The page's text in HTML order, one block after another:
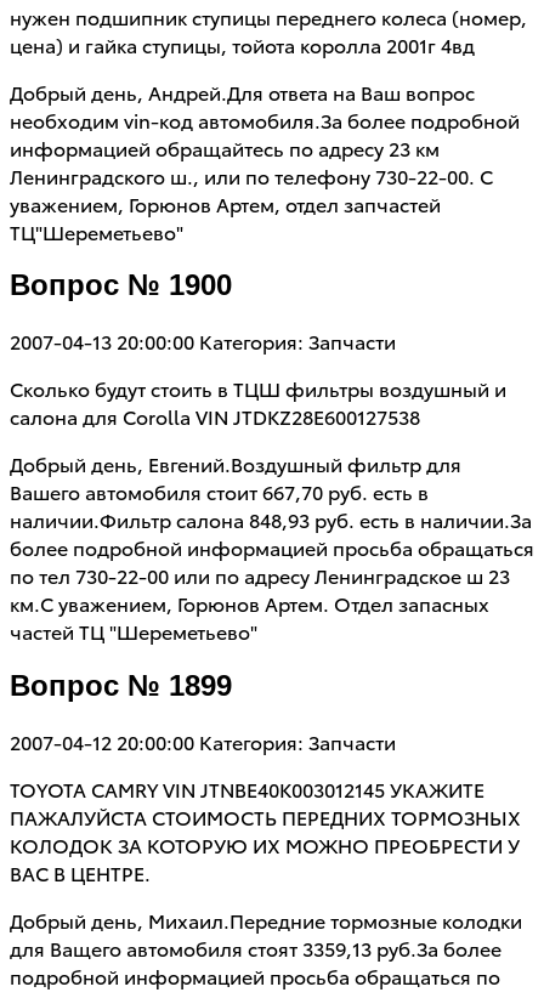
нужен подшипник ступицы переднего колеса (номер,
цена) и гайка ступицы, тойота королла 2001г 4вд
Добрый день, Андрей.Для ответа на Ваш вопрос
необходим vin-код автомобиля.За более подробной
информацией обращайтесь по адресу 23 км
Ленинградского ш., или по телефону 730-22-00. С
уважением, Горюнов Артем, отдел запчастей
ТЦ"Шереметьево"
Вопрос № 1900
2007-04-13 20:00:00 Категория: Запчасти
Сколько будут стоить в ТЦШ фильтры воздушный и
салона для Corolla VIN JTDKZ28E600127538
Добрый день, Евгений.Воздушный фильтр для
Вашего автомобиля стоит 667,70 руб. есть в
наличии.Фильтр салона 848,93 руб. есть в наличии.За
более подробной информацией просьба обращаться
по тел 730-22-00 или по адресу Ленинградское ш 23
км.С уважением, Горюнов Артем. Отдел запасных
частей ТЦ "Шереметьево"
Вопрос № 1899
2007-04-12 20:00:00 Категория: Запчасти
TOYOTA CAMRY VIN JTNBE40K003012145 УКАЖИТЕ
ПАЖАЛУЙСТА СТОИМОСТЬ ПЕРЕДНИХ ТОРМОЗНЫХ
КОЛОДОК ЗА КОТОРУЮ ИХ МОЖНО ПРЕОБРЕСТИ У
ВАС В ЦЕНТРЕ.
Добрый день, Михаил.Передние тормозные колодки
для Ващего автомобиля стоят 3359,13 руб.За более
подробной информацией просьба обращаться по